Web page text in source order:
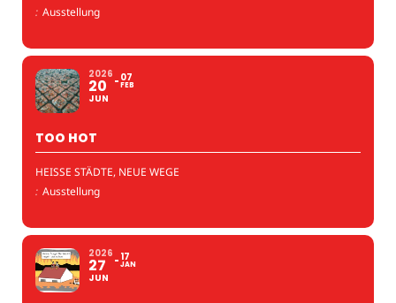
: Ausstellung
2026
20
JUN
07
FEB
TOO HOT
HEISSE STÄDTE, NEUE WEGE
: Ausstellung
2026
27
JUN
17
JAN